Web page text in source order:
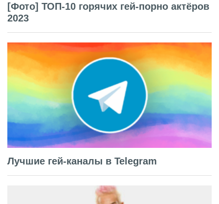
[Фото] ТОП-10 горячих гей-порно актёров
2023
Лучшие гей-каналы в Telegram